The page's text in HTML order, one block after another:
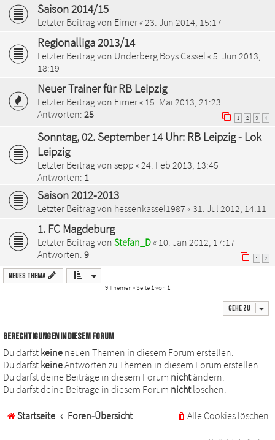
Saison 2014/15
Letzter Beitrag von Eimer« 23. Jun 2014, 15:17
Regionalliga 2013/14
Letzter Beitrag von Underberg Boys Cassel «5. Jun 2013,
18:19
Neuer Trainer für RB Leipzig
Letzter Beitrag von Eimer« 15. Mai 2013, 21:23
Antworten: 25 1 2 3 4
Sonntag, 02. September 14 Uhr: RB Leipzig - Lok
Leipzig
Letzter Beitrag von sepp « 24. Feb 2013, 13:45
Antworten: 1
Saison 2012-2013
Letzter Beitrag von hessenkassel1987 «31. Jul 2012, 14:11
1. FC Magdeburg
Letzter Beitrag von Stefan_D« 10. Jan 2012, 17:17
Antworten: 9 1 2
Neues Thema
9 Themen • Seite 1von 1
Gehe zu
BERECHTIGUNGEN IN DIESEM FORUM
Du darfst keine neuen Themen in diesem Forum erstellen.
Du darfst keineAntworten zu Themen in diesem Forum erstellen.
Du darfst deine Beiträge in diesem Forum nichtändern.
Du darfst deine Beiträge in diesem Forum nichtlöschen.
Startseite Foren-Übersicht Alle Cookies löschen